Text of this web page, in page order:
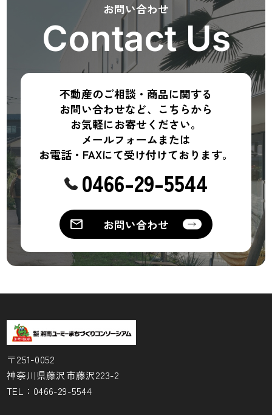
お問い合わせ
Contact Us
不動産のご相談・商品に関する
お問い合わせなど、こちらから
お気軽にお寄せください。
メールフォームまたは
お電話・FAXにて受け付けております。
0466-29-5544
お問い合わせ
〒251-0052
神奈川県藤沢市藤沢223-2
TEL： 0466-29-5544